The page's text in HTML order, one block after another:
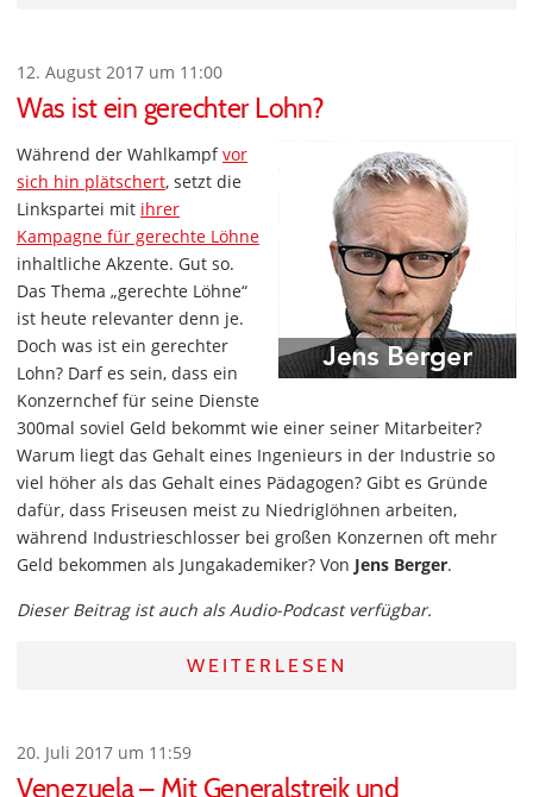
12. August 2017 um 11:00
Was ist ein gerechter Lohn?
Während der Wahlkampfvor
sich hin plätschert, setzt die
Linkspartei mit ihrer
Kampagne für gerechte Löhne
inhaltliche Akzente. Gut so.
Das Thema „gerechte Löhne“
ist heute relevanter denn je.
Doch was ist ein gerechter
Lohn? Darf es sein, dass ein
Konzernchef für seine Dienste
300mal soviel Geld bekommt wie einer seiner Mitarbeiter?
Warum liegt das Gehalt eines Ingenieurs in der Industrie so
viel höher als das Gehalt eines Pädagogen? Gibt es Gründe
dafür, dass Friseusen meist zu Niedriglöhnen arbeiten,
während Industrieschlosser bei großen Konzernen oft mehr
Geld bekommen als Jungakademiker? Von Jens Berger.
Dieser Beitrag ist auch als Audio-Podcast verfügbar.
WEITERLESEN
20. Juli 2017 um 11:59
Venezuela – Mit Generalstreik und